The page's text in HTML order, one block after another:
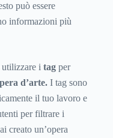
può essere
informazioni più
i tag per
d’arte. I tag sono
il tuo lavoro e
per filtrare i
creato un’opera